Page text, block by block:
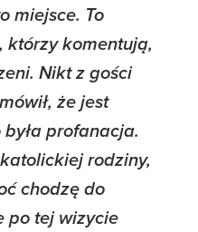
miejsce. To
którzy komentują,
Nikt z gości
że jest
profanacja.
rodziny,
chodzę do
po tej wizycie